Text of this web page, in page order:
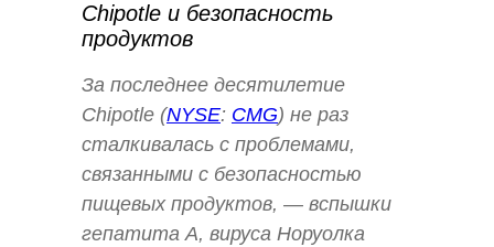
Chipotle и безопасность
продуктов
За последнее десятилетие
Chipotle (NYSE: CMG) не раз
сталкивалась с проблемами,
связанными с безопасностью
пищевых продуктов, — вспышки
гепатита А, вируса Норуолка